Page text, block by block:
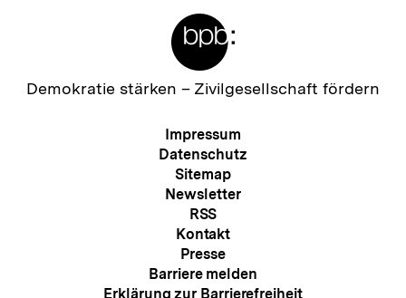
Zur
Demokratie stärken – Zivilgesellschaft fördern
Meta-
Navigation
Impressum
Datenschutz
Sitemap
Newsletter
RSS
Kontakt
Presse
Barriere melden
Erklärung zur Barrierefreiheit